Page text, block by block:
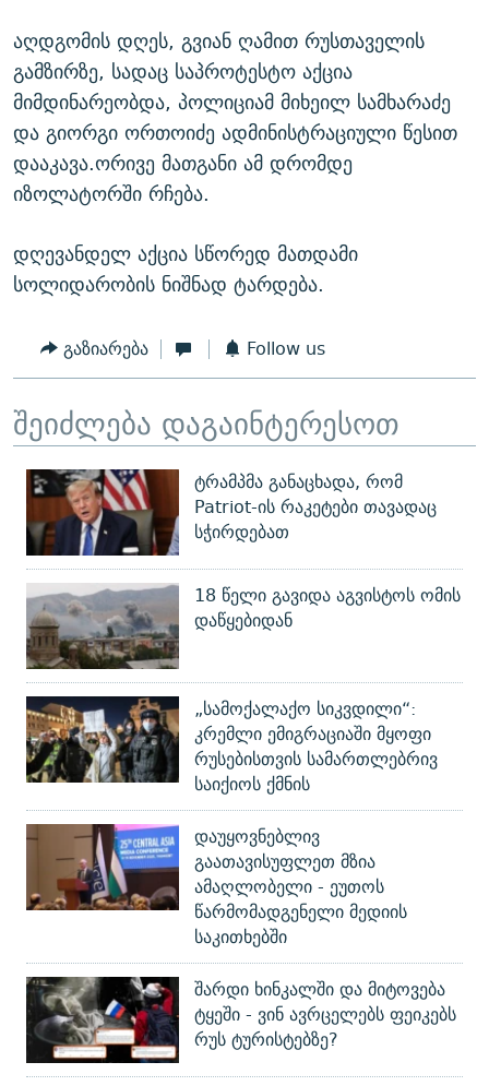
აღდგომის დღეს, გვიან ღამით რუსთაველის
გამზირზე, სადაც საპროტესტო აქცია
მიმდინარეობდა, პოლიციამ მიხეილ სამხარაძე
და გიორგი ორთოიძე ადმინისტრაციული წესით
დააკავა.ორივე მათგანი ამ დრომდე
იზოლატორში რჩება.
დღევანდელ აქცია სწორედ მათდამი
სოლიდარობის ნიშნად ტარდება.
გაზიარება Follow us
შეიძლება დაგაინტერესოთ
ტრამპმა განაცხადა, რომ
Patriot-ის რაკეტები თავადაც
სჭირდებათ
18 წელი გავიდა აგვისტოს ომის
დაწყებიდან
„სამოქალაქო სიკვდილი“:
კრემლი ემიგრაციაში მყოფი
რუსებისთვის სამართლებრივ
საიქიოს ქმნის
დაუყოვნებლივ
გაათავისუფლეთ მზია
ამაღლობელი - ეუთოს
წარმომადგენელი მედიის
საკითხებში
შარდი ხინკალში და მიტოვება
ტყეში - ვინ ავრცელებს ფეიკებს
რუს ტურისტებზე?